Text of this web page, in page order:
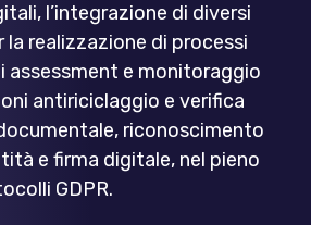
l’integrazione di diversi
realizzazione di processi
e monitoraggio
antiriciclaggio e verifica
riconoscimento
e firma digitale, nel pieno
GDPR.